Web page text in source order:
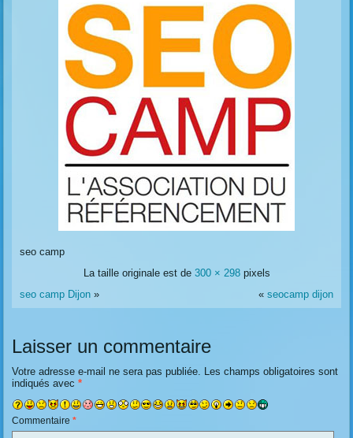
seo camp
La taille originale est de 300 × 298pixels
seo camp Dijon » « seocamp dijon
Laisser un commentaire
Votre adresse e-mail ne sera pas publiée. Les champs obligatoires sont
indiqués avec*
Commentaire*